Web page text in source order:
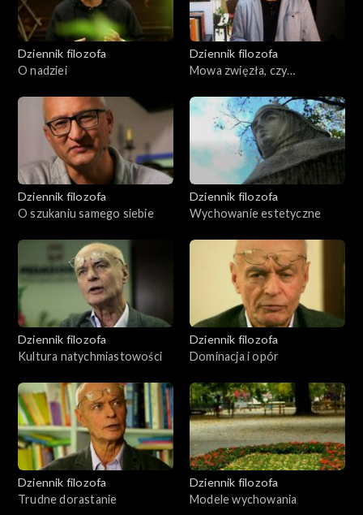
Dziennik filozofa
O nadziei
Dziennik filozofa
Mowa zwięzła, czy
Dziennik filozofa
O szukaniu samego siebie
Dziennik filozofa
Wychowanie estetyczne
Dziennik filozofa
Kultura natychmiastowości
Dziennik filozofa
Dominacja i opór
Dziennik filozofa
Trudne dorastanie
Dziennik filozofa
Modele wychowania